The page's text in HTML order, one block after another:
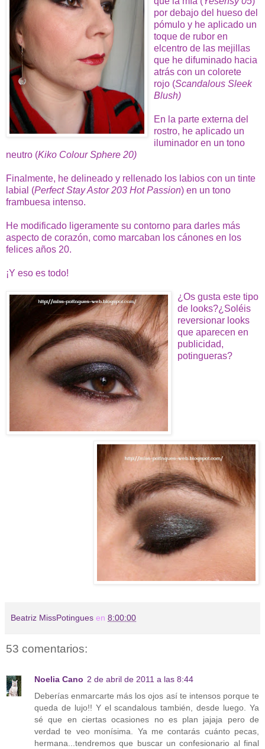
por debajo del hueso del
pómulo y he aplicado un
toque de rubor en
elcentro de las mejillas
que he difuminado hacia
atrás con un colorete
rojo (Scandalous Sleek
Blush)
En la parte externa del
rostro, he aplicado un
iluminador en un tono
neutro (Kiko Colour Sphere 20)
Finalmente, he delineado y rellenado los labios con un tinte
labial (Perfect Stay Astor 203 Hot Passion) en un tono
frambuesa intenso.
He modificado ligeramente su contorno para darles más
aspecto de corazón, como marcaban los cánones en los
felices años 20.
¡Y eso es todo!
¿Os gusta este tipo
de looks?¿Soléis
reversionar looks
que aparecen en
publicidad,
potingueras?
Beatriz MissPotingues en 8:00:00
53 comentarios:
Noelia Cano 2 de abril de 2011 a las 8:44
Deberías enmarcarte más los ojos así te intensos porque te
queda de lujo!! Y el scandalous también, desde luego. Ya
sé que en ciertas ocasiones no es plan jajaja pero de
verdad te veo monísima. Ya me contarás cuánto pecas,
hermana...tendremos que buscar un confesionario al final